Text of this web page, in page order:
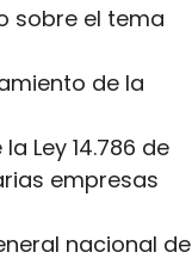
sobre el tema
de la
Ley 14.786 de
empresas
nacional de